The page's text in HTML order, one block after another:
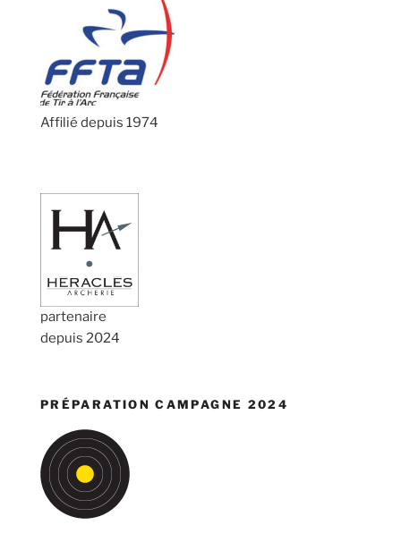
Affilié depuis 1974
partenaire
depuis 2024
PRÉPARATION CAMPAGNE 2024